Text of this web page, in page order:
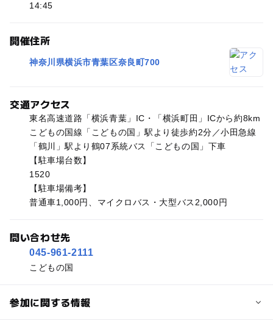
14:45
開催住所
神奈川県横浜市青葉区奈良町700
交通アクセス
東名高速道路「横浜青葉」IC・「横浜町田」ICから約8km
こどもの国線「こどもの国」駅より徒歩約2分／小田急線
「鶴川」駅より鶴07系統バス「こどもの国」下車
【駐車場台数】
1520
【駐車場備考】
普通車1,000円、マイクロバス・大型バス2,000円
問い合わせ先
045-961-2111
こどもの国
参加に関する情報